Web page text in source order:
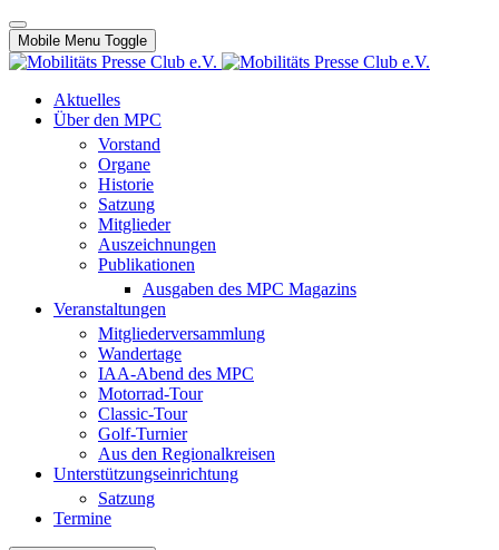
Mobile Menu Toggle
Aktuelles
Über den MPC
Vorstand
Organe
Historie
Satzung
Mitglieder
Auszeichnungen
Publikationen
Ausgaben des MPC Magazins
Veranstaltungen
Mitgliederversammlung
Wandertage
IAA-Abend des MPC
Motorrad-Tour
Classic-Tour
Golf-Turnier
Aus den Regionalkreisen
Unterstützungseinrichtung
Satzung
Termine